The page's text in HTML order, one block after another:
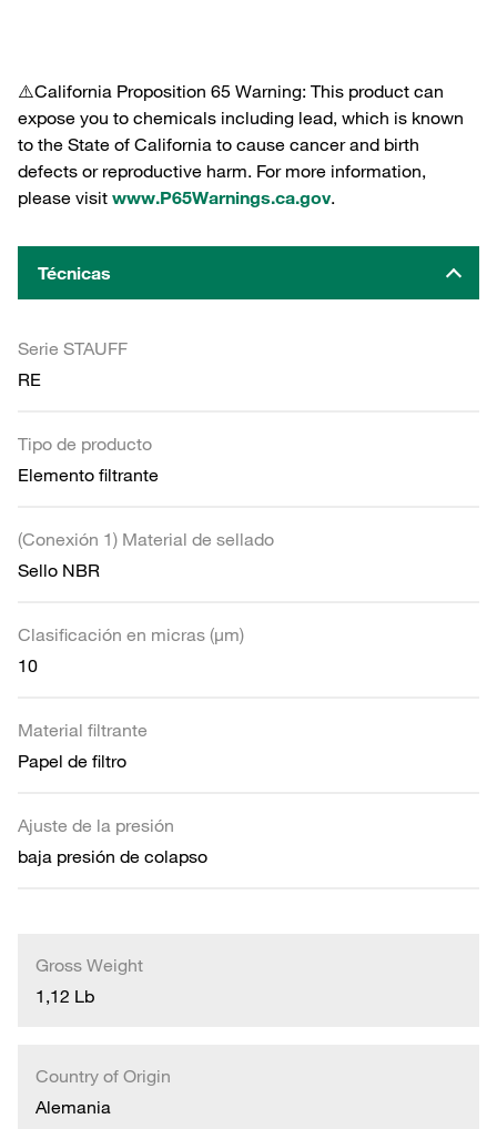
⚠️California Proposition 65 Warning: This product can
expose you to chemicals including lead, which is known
to the State of California to cause cancer and birth
defects or reproductive harm. For more information,
please visit www.P65Warnings.ca.gov.
Técnicas
Serie STAUFF
RE
Tipo de producto
Elemento filtrante
(Conexión 1) Material de sellado
Sello NBR
Clasificación en micras (µm)
10
Material filtrante
Papel de filtro
Ajuste de la presión
baja presión de colapso
Gross Weight
1,12 Lb
Country of Origin
Alemania